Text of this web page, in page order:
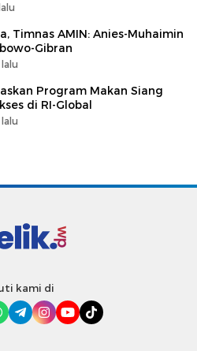
Timnas AMIN: Anies-Muhaimin
Gibran
Program Makan Siang
di RI-Global
kami di